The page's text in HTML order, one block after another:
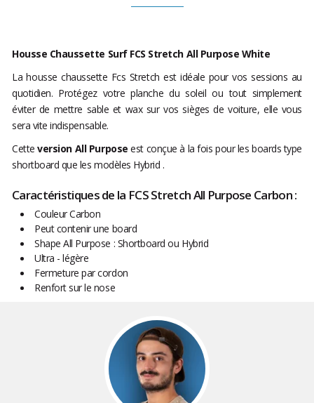
Housse Chaussette Surf FCS Stretch All Purpose White
La housse chaussette Fcs Stretch est idéale pour vos sessions au
quotidien. Protégez votre planche du soleil ou tout simplement
éviter de mettre sable et wax sur vos sièges de voiture, elle vous
sera vite indispensable.
Cetteversion All Purpose est conçue à la fois pour les boards type
shortboard que les modèles Hybrid .
Caractéristiques de la FCS Stretch All Purpose Carbon :
Couleur Carbon
Peut contenir une board
Shape All Purpose : Shortboard ou Hybrid
Ultra - légère
Fermeture par cordon
Renfort sur le nose